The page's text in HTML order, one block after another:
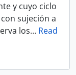
y cuyo ciclo
sujeción a
los… Read